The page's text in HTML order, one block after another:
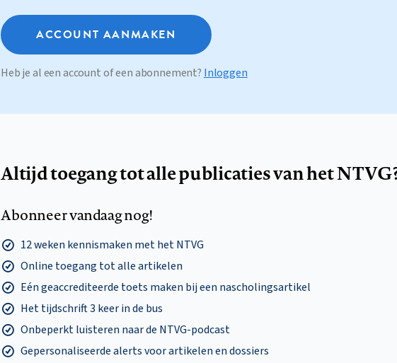
ACCOUNT AANMAKEN
Heb je al een account of een abonnement? Inloggen
Altijd toegang tot alle publicaties van het
Abonneer vandaag nog!
12 weken kennismaken met het NTVG
Online toegang tot alle artikelen
Eén geaccrediteerde toets maken bij een nascholingsartikel
Het tijdschrift 3 keer in de bus
Onbeperkt luisteren naar de NTVG-podcast
Gepersonaliseerde alerts voor artikelen en dossiers